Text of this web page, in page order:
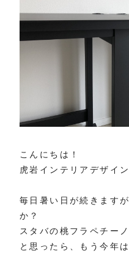
こんにちは！
虎岩インテリアデザイ
毎日暑い日が続きます
か？
スタバの桃フラペチー
と思ったら、もう今年